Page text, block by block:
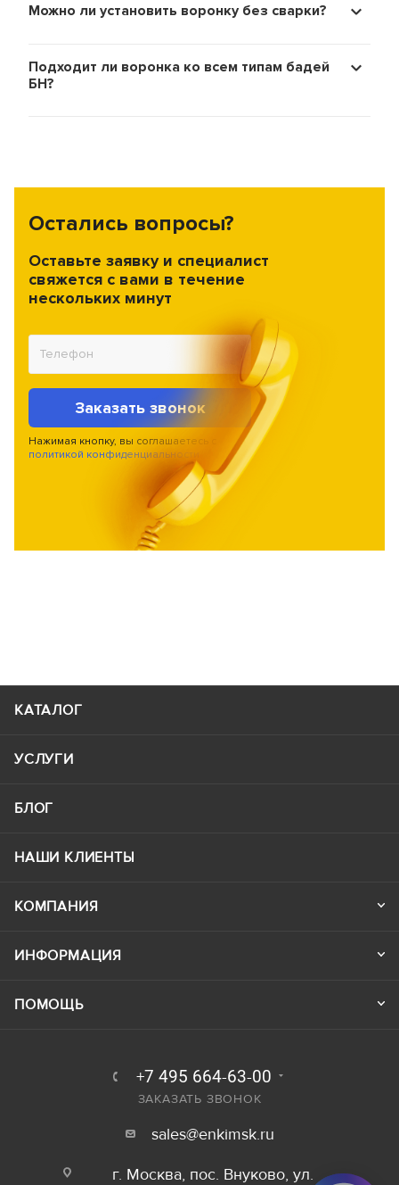
Можно ли установить воронку без сварки?
Подходит ли воронка ко всем типам бадей
БН?
Остались вопросы?
Оставьте заявку и специалист
свяжется с вами в течение
нескольких минут
Заказать звонок
Нажимая кнопку, вы соглашаетесь с
политикой конфиденциальности
КАТАЛОГ
УСЛУГИ
БЛОГ
НАШИ КЛИЕНТЫ
КОМПАНИЯ
ИНФОРМАЦИЯ
ПОМОЩЬ
+7 495 664-63-00
ЗАКАЗАТЬ ЗВОНОК
sales@enkimsk.ru
г. Москва, пос. Внуково, ул.